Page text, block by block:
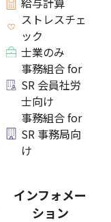
ストレスチェ
ック
士業のみ
事務組合 for
SR 会員社労
士向け
事務組合 for
SR 事務局向
け
インフォメー
ション